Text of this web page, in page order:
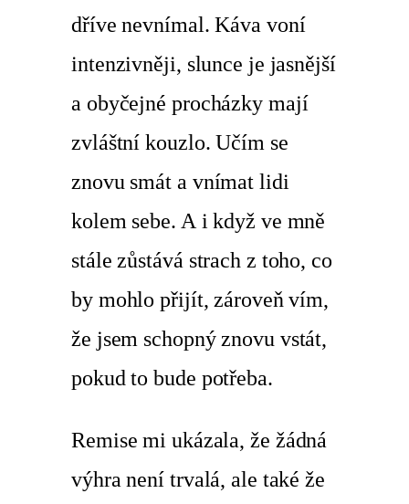
dříve nevnímal. Káva voní
intenzivněji, slunce je jasnější
a obyčejné procházky mají
zvláštní kouzlo. Učím se
znovu smát a vnímat lidi
kolem sebe. A i když ve mně
stále zůstává strach z toho, co
by mohlo přijít, zároveň vím,
že jsem schopný znovu vstát,
pokud to bude potřeba.
Remise mi ukázala, že žádná
výhra není trvalá, ale také že